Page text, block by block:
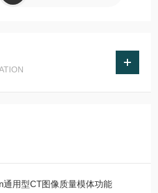
通用型CT图像质量模体功能